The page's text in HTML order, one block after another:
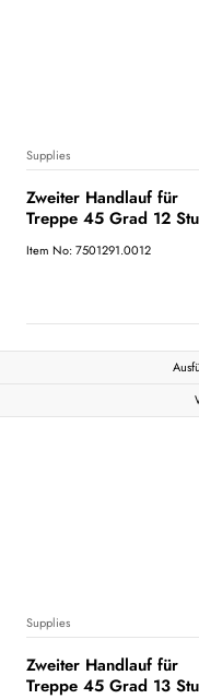
Supplies
Zweiter Handlauf für
Treppe 45 Grad 12
Item No: 7501291.0012
Supplies
Zweiter Handlauf für
Treppe 45 Grad 13